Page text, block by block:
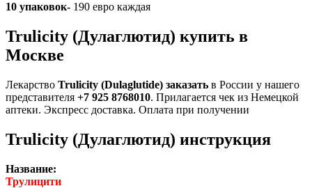
10 упаковок- 190 евро каждая
Trulicity (Дулаглютид) купить в
Москве
Лекарство Trulicity (Dulaglutide) заказать в России у нашего
представителя +7 925 8768010. Прилагается чек из Немецкой
аптеки. Экспресс доставка. Оплата при получении
Trulicity (Дулаглютид) инструкция
Название:
Трулицити